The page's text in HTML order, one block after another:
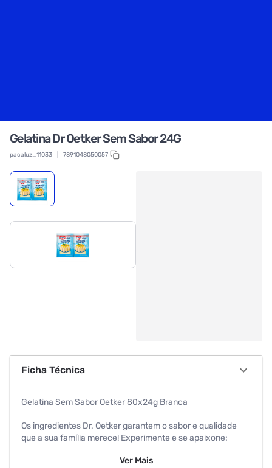
Gelatina Dr Oetker Sem Sabor 24G
pacaluz_11033 7891048050057
Ficha Técnica
Gelatina Sem Sabor Oetker 80x24g Branca
Os ingredientes Dr. Oetker garantem o sabor e qualidade
que a sua família merece! Experimente e se apaixone:
Chantilly, Amido de Milho e Coco Ralado.
Ver Mais